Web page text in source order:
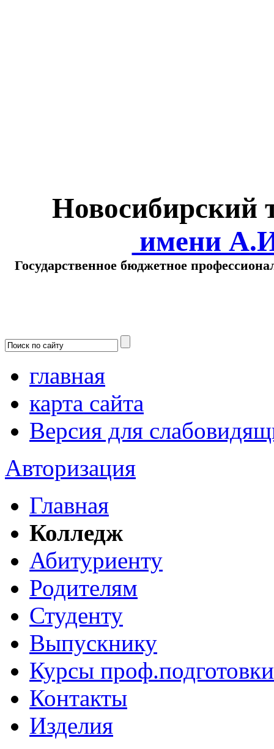
Новосибирский
имени
Государственное бюджетное
главная
карта сайта
Версия для
Авторизация
Главная
Колледж
Абитуриенту
Родителям
Студенту
Выпускнику
Курсы проф.подготовки
Контакты
Изделия